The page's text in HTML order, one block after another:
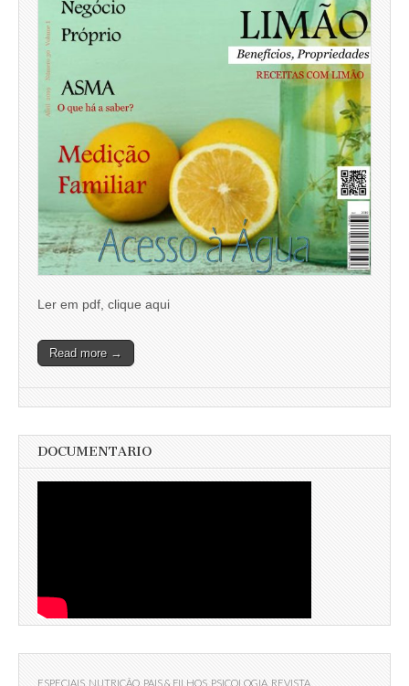
Ler em pdf, clique aqui
Read more →
DOCUMENTARIO
ESPECIAIS NUTRIÇÃO PAIS & FILHOS PSICOLOGIA REVISTA